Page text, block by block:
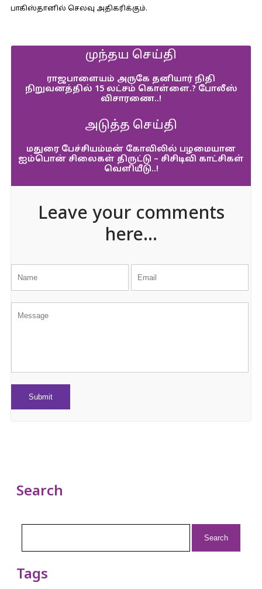
பாகிஸ்தானில் செலவு அதிகரிக்கும்.
முந்தய செய்தி
ராஜபாளையம் அருகே தனியார் நிதி
நிறுவனத்தில் 15 லட்சம் கொள்ளை.? போலீஸ்
விசாரணை..!
அடுத்த செய்தி
மதுரை பேச்சியம்மன் கோவிலில் பழமையான
ஐம்பொன் சிலைகள் திருட்டு – சிசிடிவி காட்சிகள்
வெளியீடு..!
Leave your comments
here...
Search
Tags